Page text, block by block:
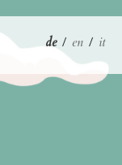
de / en / it